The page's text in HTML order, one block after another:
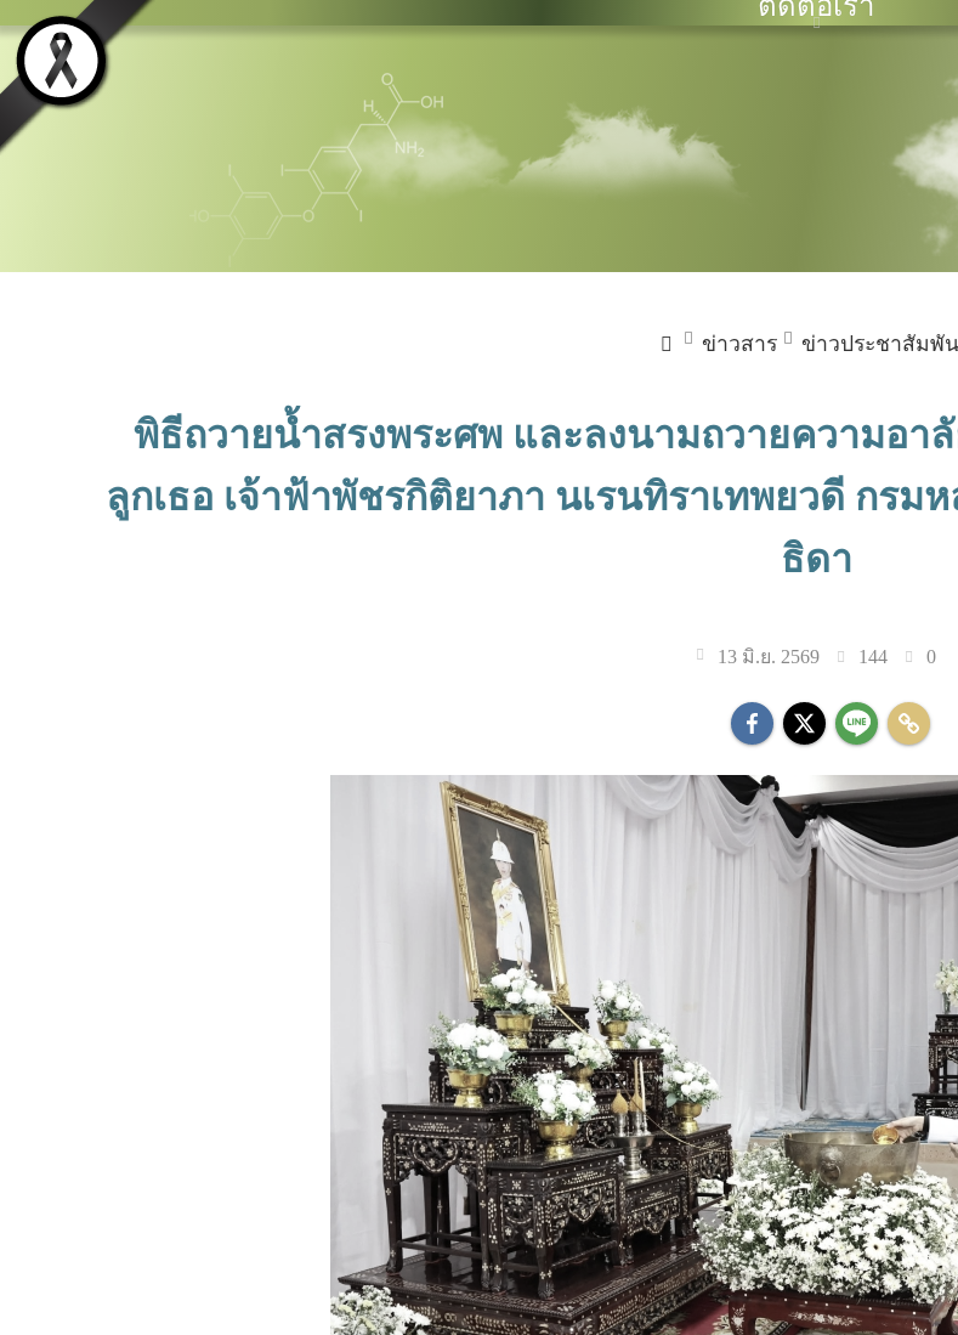
ข่าวสาร ข่าวประชาสัมพั
พิธีถวายน้ำสรงพระศพ และลงนามถวายความอาลั
ลูกเธอ เจ้าฟ้าพัชรกิติยาภา นเรนทิราเทพยวดี กร
ธิดา
13 มิ.ย. 2569 144 0